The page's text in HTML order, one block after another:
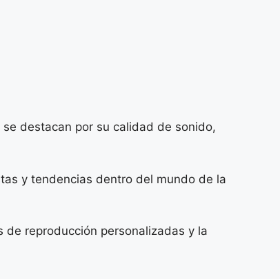
destacan por su calidad de sonido,
y tendencias dentro del mundo de la
reproducción personalizadas y la